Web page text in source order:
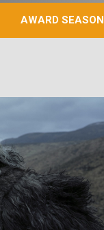
AWARD SEASON